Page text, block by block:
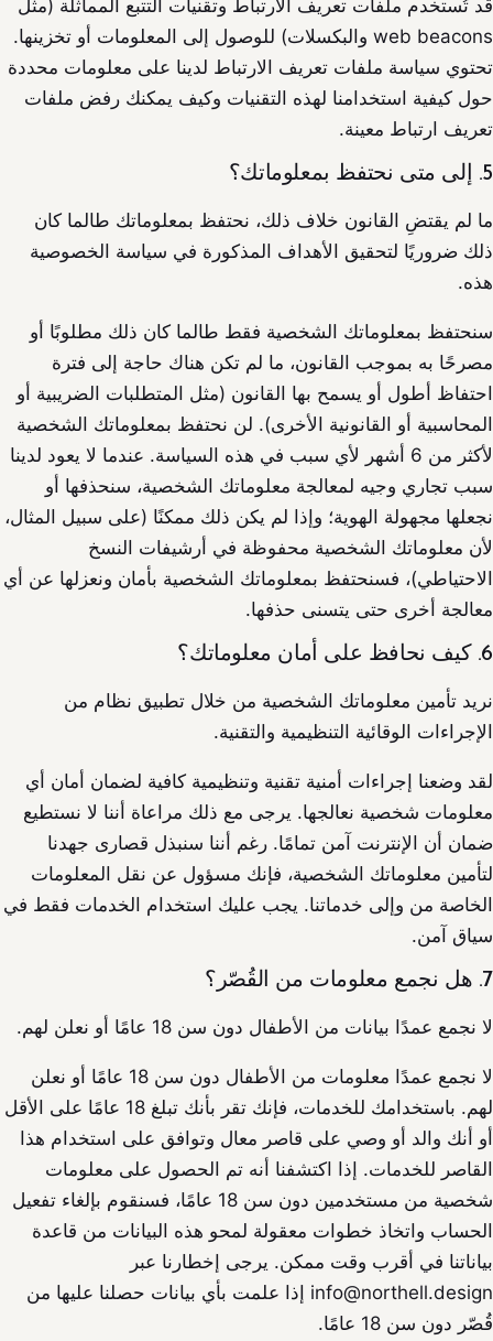
قد تُستخدم ملفات تعريف الارتباط وتقنيات التتبع المماثلة (مثل
web beacons والبكسلات) للوصول إلى المعلومات أو تخزينها.
تحتوي سياسة ملفات تعريف الارتباط لدينا على معلومات محددة
حول كيفية استخدامنا لهذه التقنيات وكيف يمكنك رفض ملفات
تعريف ارتباط معينة.
5. إلى متى نحتفظ بمعلوماتك؟
ما لم يقتضِ القانون خلاف ذلك، نحتفظ بمعلوماتك طالما كان
ذلك ضروريًا لتحقيق الأهداف المذكورة في سياسة الخصوصية
هذه.
سنحتفظ بمعلوماتك الشخصية فقط طالما كان ذلك مطلوبًا أو
مصرحًا به بموجب القانون، ما لم تكن هناك حاجة إلى فترة
احتفاظ أطول أو يسمح بها القانون (مثل المتطلبات الضريبية أو
المحاسبية أو القانونية الأخرى). لن نحتفظ بمعلوماتك الشخصية
لأكثر من 6 أشهر لأي سبب في هذه السياسة. عندما لا يعود لدينا
سبب تجاري وجيه لمعالجة معلوماتك الشخصية، سنحذفها أو
نجعلها مجهولة الهوية؛ وإذا لم يكن ذلك ممكنًا (على سبيل المثال،
لأن معلوماتك الشخصية محفوظة في أرشيفات النسخ
الاحتياطي)، فسنحتفظ بمعلوماتك الشخصية بأمان ونعزلها عن أي
معالجة أخرى حتى يتسنى حذفها.
6. كيف نحافظ على أمان معلوماتك؟
نريد تأمين معلوماتك الشخصية من خلال تطبيق نظام من
الإجراءات الوقائية التنظيمية والتقنية.
لقد وضعنا إجراءات أمنية تقنية وتنظيمية كافية لضمان أمان أي
معلومات شخصية نعالجها. يرجى مع ذلك مراعاة أننا لا نستطيع
ضمان أن الإنترنت آمن تمامًا. رغم أننا سنبذل قصارى جهدنا
لتأمين معلوماتك الشخصية، فإنك مسؤول عن نقل المعلومات
الخاصة من وإلى خدماتنا. يجب عليك استخدام الخدمات فقط في
سياق آمن.
7. هل نجمع معلومات من القُصّر؟
لا نجمع عمدًا بيانات من الأطفال دون سن 18 عامًا أو نعلن لهم.
لا نجمع عمدًا معلومات من الأطفال دون سن 18 عامًا أو نعلن
لهم. باستخدامك للخدمات، فإنك تقر بأنك تبلغ 18 عامًا على الأقل
أو أنك والد أو وصي على قاصر معال وتوافق على استخدام هذا
القاصر للخدمات. إذا اكتشفنا أنه تم الحصول على معلومات
شخصية من مستخدمين دون سن 18 عامًا، فسنقوم بإلغاء تفعيل
الحساب واتخاذ خطوات معقولة لمحو هذه البيانات من قاعدة
بياناتنا في أقرب وقت ممكن. يرجى إخطارنا عبر
info@northell.design إذا علمت بأي بيانات حصلنا عليها من
قُصّر دون سن 18 عامًا.